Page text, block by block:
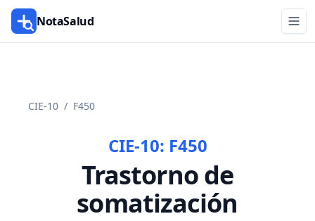
NotaSalud
CIE-10 / F450
CIE-10: F450
Trastorno de
somatización